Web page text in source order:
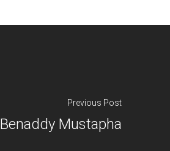
Previous Post
Benaddy Mustapha